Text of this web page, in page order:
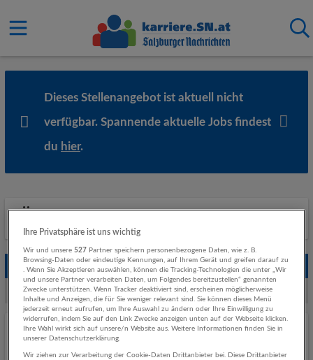
Dieses Stellenangebot ist aktuell nicht
verfügbar. Spannende aktuelle Jobs findest
du hier.
Empfohlene Jobs
Weitere Jobs von Paris Lodron-Universität Salzburg
NOTFALLSANITÄTER (m/w/d) für die
Ihre Privatsphäre ist uns wichtig
Wir und unsere 527 Partner speichern personenbezogene Daten, wie z. B.
Browsing-Daten oder eindeutige Kennungen, auf Ihrem Gerät und greifen darauf zu
. Wenn Sie Akzeptieren auswählen, können die Tracking-Technologien die unter „Wir
und unsere Partner verarbeiten Daten, um Folgendes bereitzustellen“ genannten
Zwecke unterstützen. Wenn Tracker deaktiviert sind, erscheinen möglicherweise
Inhalte und Anzeigen, die für Sie weniger relevant sind. Sie können dieses Menü
jederzeit erneut aufrufen, um Ihre Auswahl zu ändern oder Ihre Einwilligung zu
widerrufen, indem Sie auf den Link Zwecke anzeigen unten auf der Webseite klicken.
Ihre Wahl wirkt sich auf unsere/n Website aus. Weitere Informationen finden Sie in
unserer Datenschutzerklärung.
Wir ziehen zur Verarbeitung der Cookie-Daten Drittanbieter bei. Diese Drittanbieter